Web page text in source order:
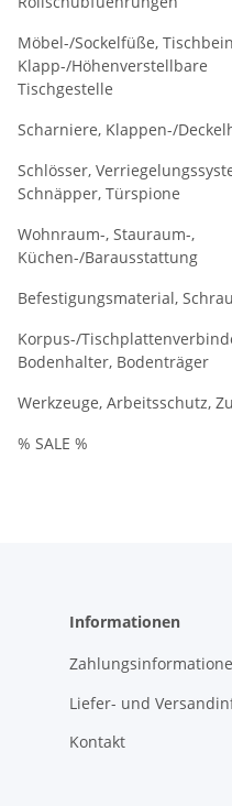
Möbel-/Sockelfüße,
Klapp-/Höhenverstellbare
Tischgestelle
Scharniere, Klappen-/
Schlösser,
Schnäpper, Türspione
Wohnraum-, Stauraum-,
Küchen-/Barausstattung
Befestigungsmaterial,
Korpus-/
Bodenhalter, Bodenträger
Werkzeuge, Arbeitsschutz,
% SALE %
Informationen
Liefer- und
Kontakt